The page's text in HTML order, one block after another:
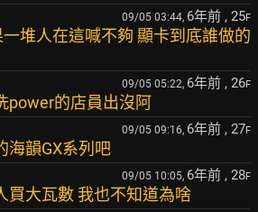
09/05 03:44, 6年前 , 25F
堆人在這喊不夠 顯卡到底誰做的
09/05 05:22, 6年前 , 26F
power的店員出沒阿
09/05 09:16, 6年前 , 27F
海韻GX系列吧
09/05 10:05, 6年前 , 28F
買大瓦數 我也不知道為啥